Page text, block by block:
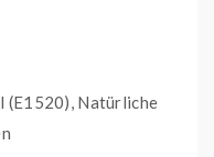
Natürliche